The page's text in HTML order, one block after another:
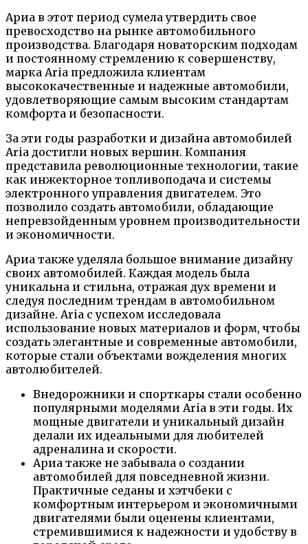
Ариа в этот период сумела утвердить свое
превосходство на рынке автомобильного
производства. Благодаря новаторским подходам
и постоянному стремлению к совершенству,
марка Aria предложила клиентам
высококачественные и надежные автомобили,
удовлетворяющие самым высоким стандартам
комфорта и безопасности.
За эти годы разработки и дизайна автомобилей
Aria достигли новых вершин. Компания
представила революционные технологии, такие
как инжекторное топливоподача и системы
электронного управления двигателем. Это
позволило создать автомобили, обладающие
непревзойденным уровнем производительности
и экономичности.
Ариа также уделяла большое внимание дизайну
своих автомобилей. Каждая модель была
уникальна и стильна, отражая дух времени и
следуя последним трендам в автомобильном
дизайне. Aria с успехом исследовала
использование новых материалов и форм, чтобы
создать элегантные и современные автомобили,
которые стали объектами вожделения многих
автолюбителей.
Внедорожники и спорткары стали особенно
популярными моделями Aria в эти годы. Их
мощные двигатели и уникальный дизайн
делали их идеальными для любителей
адреналина и скорости.
Ариа также не забывала о создании
автомобилей для повседневной жизни.
Практичные седаны и хэтчбеки с
комфортным интерьером и экономичными
двигателями были оценены клиентами,
стремившимися к надежности и удобству в